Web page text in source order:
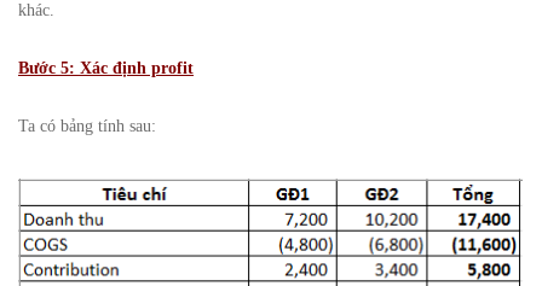
khác.
Bước 5: Xác định profit
Ta có bảng tính sau: